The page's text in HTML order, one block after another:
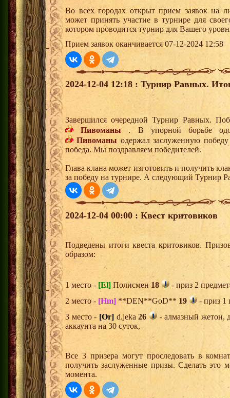
Во всех городах открыт прием заявок на
может принять участие в турнире для
котором проводится турнир для Вашего
Прием заявок оканчивается 07-12-2024 12:58
2024-12-04 12:18 : Турнир Равных.
Завершился очередной Турнир Равных.
Пивоманы . В упорной борьбе
Пивоманы одержал заслуженную
победа. Мы поздравляем победителей.
Глава клана может изготовить и получить
за победу на турнире. А следующий Турнир
2024-12-04 00:00 : Квест критовиков
Подведены итоги квеста критовиков.
образом:
1 место - [El] Полисмен 18
- приз 2
2 место - [Hm] **DEN**GoD** 19
- приз 1
3 место - [Or]d.jeka26
- алмазный жетон,
аккаунта на 30 суток,
Все 3 призера могут проследовать в
получить заслуженные призы. Сделать это
момента.